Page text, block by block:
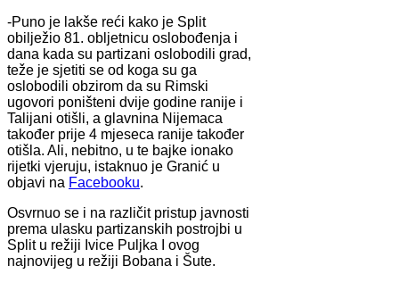
-Puno je lakše reći kako je Split
obilježio 81. obljetnicu oslobođenja i
dana kada su partizani oslobodili grad,
teže je sjetiti se od koga su ga
oslobodili obzirom da su Rimski
ugovori poništeni dvije godine ranije i
Talijani otišli, a glavnina Nijemaca
također prije 4 mjeseca ranije također
otišla. Ali, nebitno, u te bajke ionako
rijetki vjeruju, istaknuo je Granić u
objavi na Facebooku.
Osvrnuo se i na različit pristup javnosti
prema ulasku partizanskih postrojbi u
Split u režiji Ivice Puljka I ovog
najnovijeg u režiji Bobana i Šute.